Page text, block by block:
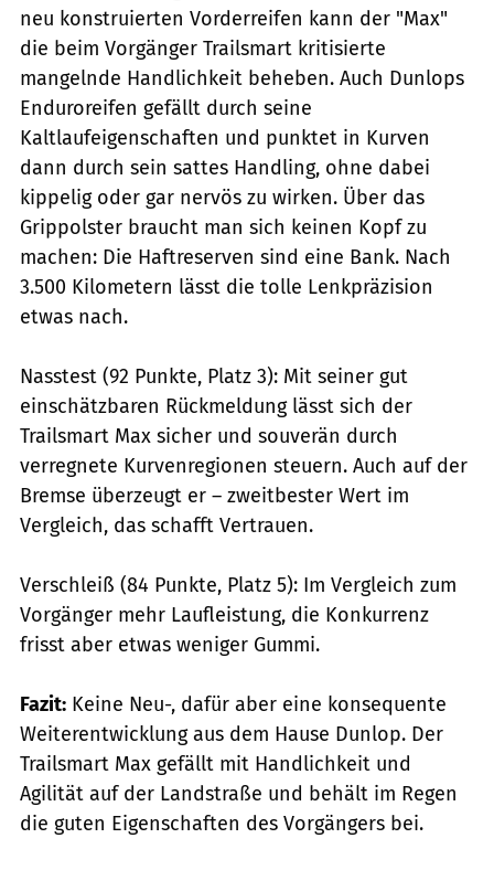
neu konstruierten Vorderreifen kann der "Max"
die beim Vorgänger Trailsmart kritisierte
mangelnde Handlichkeit beheben. Auch Dunlops
Enduroreifen gefällt durch seine
Kaltlaufeigenschaften und punktet in Kurven
dann durch sein sattes Handling, ohne dabei
kippelig oder gar nervös zu wirken. Über das
Grippolster braucht man sich keinen Kopf zu
machen: Die Haftreserven sind eine Bank. Nach
3.500 Kilometern lässt die tolle Lenkpräzision
etwas nach.
Nasstest (92 Punkte, Platz 3): Mit seiner gut
einschätzbaren Rückmeldung lässt sich der
Trailsmart Max sicher und souverän durch
verregnete Kurvenregionen steuern. Auch auf der
Bremse überzeugt er – zweitbester Wert im
Vergleich, das schafft Vertrauen.
Verschleiß (84 Punkte, Platz 5): Im Vergleich zum
Vorgänger mehr Laufleistung, die Konkurrenz
frisst aber etwas weniger Gummi.
Fazit: Keine Neu-, dafür aber eine konsequente
Weiterentwicklung aus dem Hause Dunlop. Der
Trailsmart Max gefällt mit Handlichkeit und
Agilität auf der Landstraße und behält im Regen
die guten Eigenschaften des Vorgängers bei.